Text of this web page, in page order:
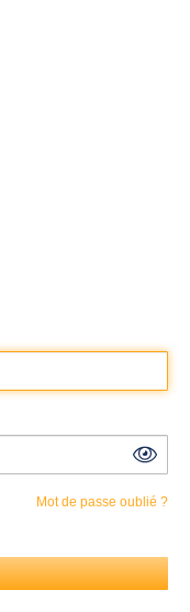
Mot de passe oublié ?